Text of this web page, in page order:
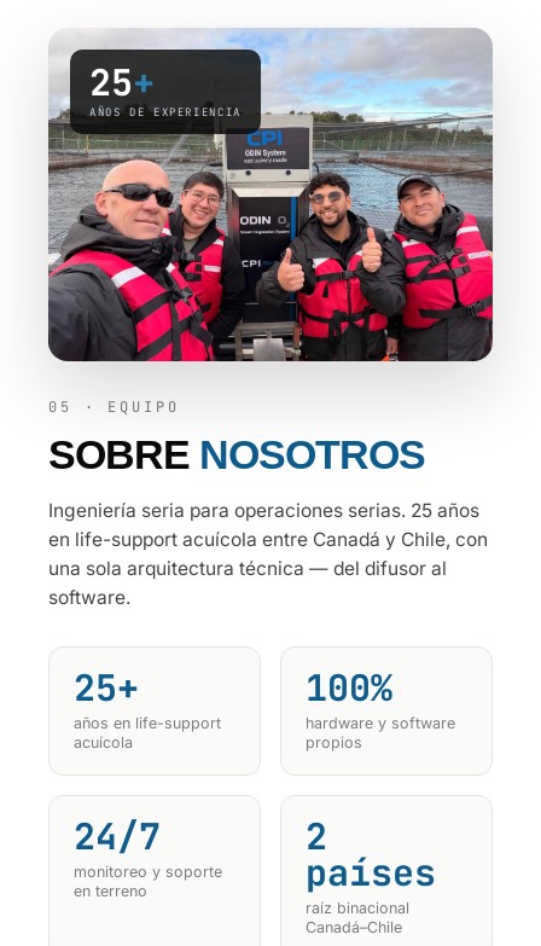
25+
AÑOS DE EXPERIENCIA
05 · EQUIPO
SOBRE NOSOTROS
Ingeniería seria para operaciones serias. 25 años
en life-support acuícola entre Canadá y Chile, con
una sola arquitectura técnica — del difusor al
software.
25+
años en life-support
acuícola
100%
hardware y software
propios
24/7
monitoreo y soporte
en terreno
2
países
raíz binacional
Canadá–Chile